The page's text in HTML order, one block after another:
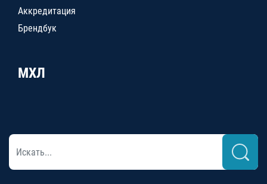
Аккредитация
Брендбук
МХЛ